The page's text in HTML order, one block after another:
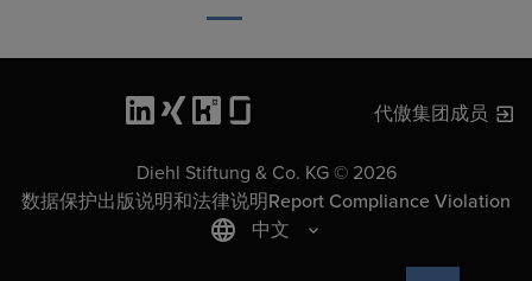
代傲集团成员
Diehl Stiftung & Co. KG © 2026
数据保护出版说明和法律说明Report Compliance Violation
中文